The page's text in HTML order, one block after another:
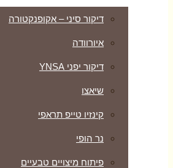
דיקור סיני – אקופנקטורה
איורוודה
דיקור יפני YNSA
שיאצו
קינזיו טייפ תראפי
נר הופי
פיתוח מיצויים טבעיים